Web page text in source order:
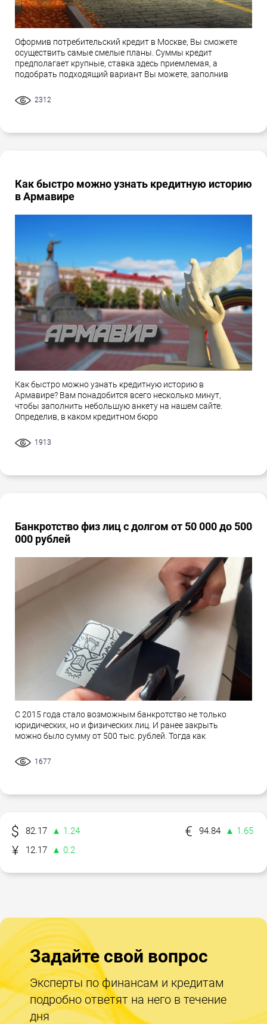
Оформив потребительский кредит в Москве, Вы сможете
осуществить самые смелые планы. Суммы кредит
предполагает крупные, ставка здесь приемлемая, а
подобрать подходящий вариант Вы можете, заполнив
2312
Как быстро можно узнать кредитную историю
в Армавире
Как быстро можно узнать кредитную историю в
Армавире? Вам понадобится всего несколько минут,
чтобы заполнить небольшую анкету на нашем сайте.
Определив, в каком кредитном бюро
1913
Банкротство физ лиц с долгом от 50 000 до 500
000 рублей
С 2015 года стало возможным банкротство не только
юридических, но и физических лиц. И ранее закрыть
можно было сумму от 500 тыс. рублей. Тогда как
1677
82.17 ▲ 1.24 94.84
▲ 1.65
12.17
▲ 0.2
Задайте свой вопрос
Эксперты по финансам и кредитам
подробно ответят на него в течение
дня